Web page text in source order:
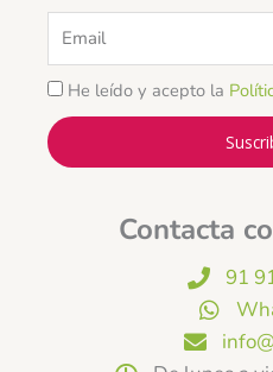
He leído y acepto la
Contacta
91